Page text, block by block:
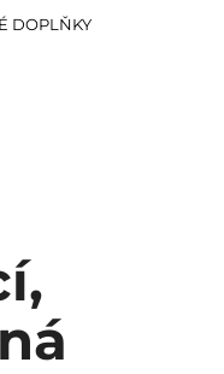
DOPLŇKY